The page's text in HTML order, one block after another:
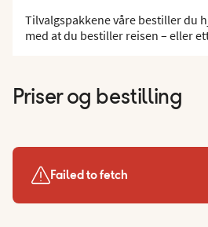
Tilvalgspakkene våre bestiller du
med at du bestiller reisen – eller
Priser og bestilling
Failed to fetch